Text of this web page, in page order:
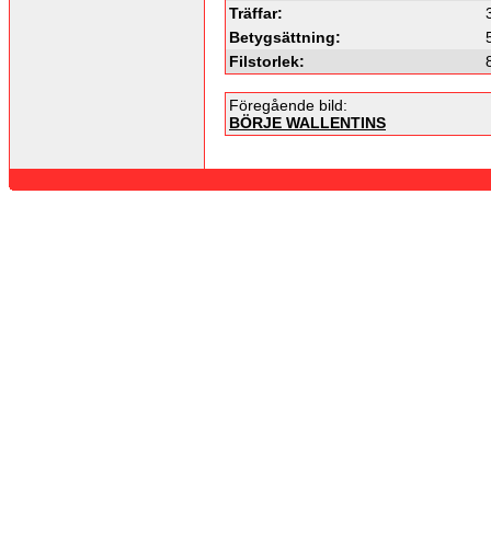
Träffar:
Betygsättning:
Filstorlek:
Föregående bild:
BÖRJE WALLENTINS